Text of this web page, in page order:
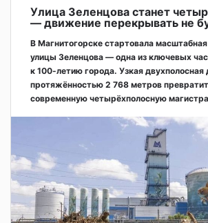
Улица Зеленцова станет
— движение перекрывать не
В Магнитогорске стартовала
улицы Зеленцова — одна из ключевых
к 100-летию города. Узкая двухполосная
протяжённостью 2 768 метров
современную четырёхполосную